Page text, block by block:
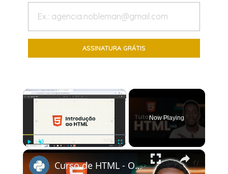
×
Now Playing
×
Curso de HTML - O que é HTML? Instalando o VSCODE